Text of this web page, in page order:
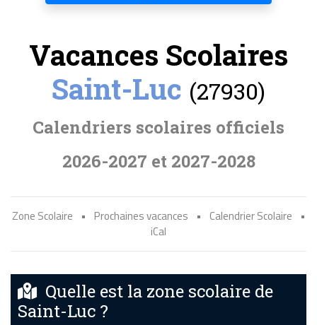
Vacances Scolaires
Saint-Luc (27930)
Calendriers scolaires officiels
2026-2027 et 2027-2028
Zone Scolaire • Prochaines vacances • Calendrier Scolaire
•
iCal
Quelle est la zone scolaire de
Saint-Luc ?